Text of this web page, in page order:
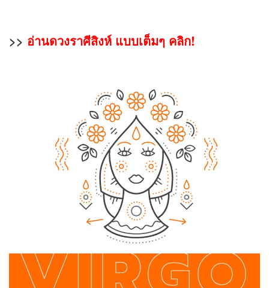
>> อ่านดวงราศีสิงห์ แบบเต็มๆ คลิก!